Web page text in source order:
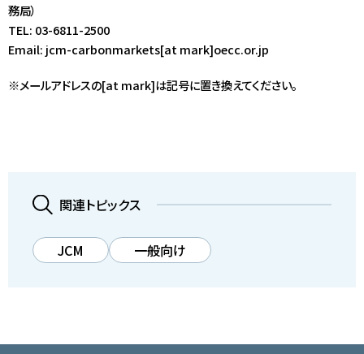
務局）
TEL: 03-6811-2500
Email: jcm-carbonmarkets[at mark]oecc.or.jp
※メールアドレスの[at mark]は記号に置き換えてください。
関連トピックス
JCM 一般向け